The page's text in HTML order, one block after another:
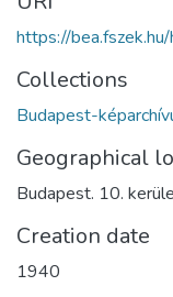
https://
Collections
Budapest-
Geographical
Budapest. 10.
Creation date
1940